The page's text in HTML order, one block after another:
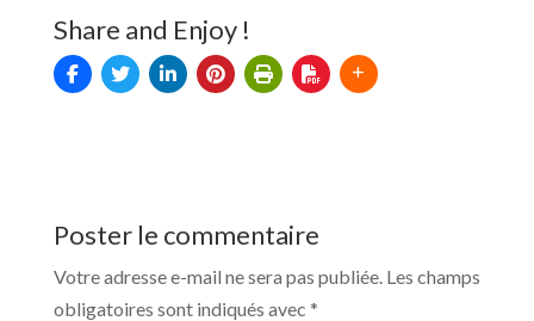
Share and Enjoy !
Poster le commentaire
Votre adresse e-mail ne sera pas publiée. Les champs
obligatoires sont indiqués avec *